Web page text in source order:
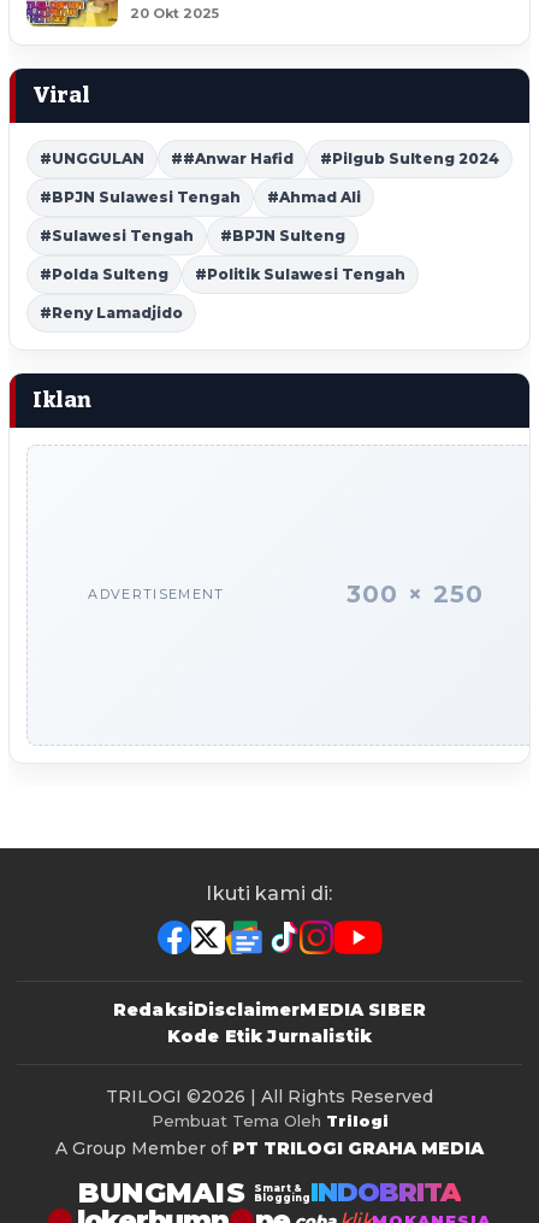
20 Okt 2025
Viral
#UNGGULAN ##Anwar Hafid #Pilgub Sulteng 2024
#BPJN Sulawesi Tengah #Ahmad Ali
#Sulawesi Tengah #BPJN Sulteng
#Polda Sulteng #Politik Sulawesi Tengah
#Reny Lamadjido
Iklan
ADVERTISEMENT 300 × 250
Ikuti kami di:
RedaksiDisclaimerMEDIA SIBER
Kode Etik Jurnalistik
TRILOGI ©2026 | All Rights Reserved
Pembuat Tema Oleh Trilogi
A Group Member of PT TRILOGI GRAHA MEDIA
BUNGMAIS
Smart &
Blogging INDOBRITA